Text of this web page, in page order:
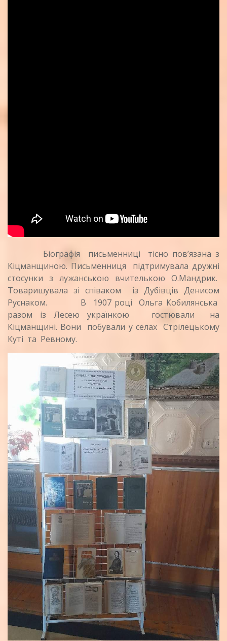
Біографія письменниці тісно пов’язана з
Кіцманщиною. Письменниця підтримувала дружні
стосунки з лужанською вчителькою О.Мандрик.
Товаришувала зі співаком із Дубівців Денисом
Руснаком. В 1907 році Ольга Кобилянська
разом із Лесею українкою гостювали на
Кіцманщині. Вони побували у селах Стрілецькому
Куті та Ревному.